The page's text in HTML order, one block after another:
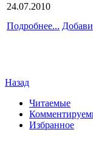
24.07.2010
Подробнее...
Назад
Читаемые
Избранное